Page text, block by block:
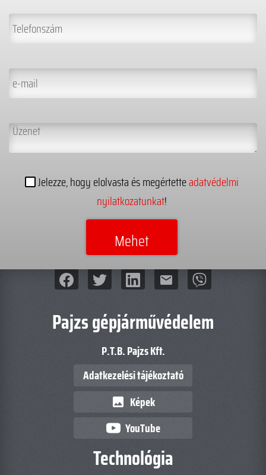
Jelezze, hogy elolvasta és megértetteadatvédelmi
nyilatkozatunkat!
mail
Pajzs gépjárművédelem
P.T.B. Pajzs Kft.
Adatkezelési tájékoztató
image Képek
YouTube
Technológia